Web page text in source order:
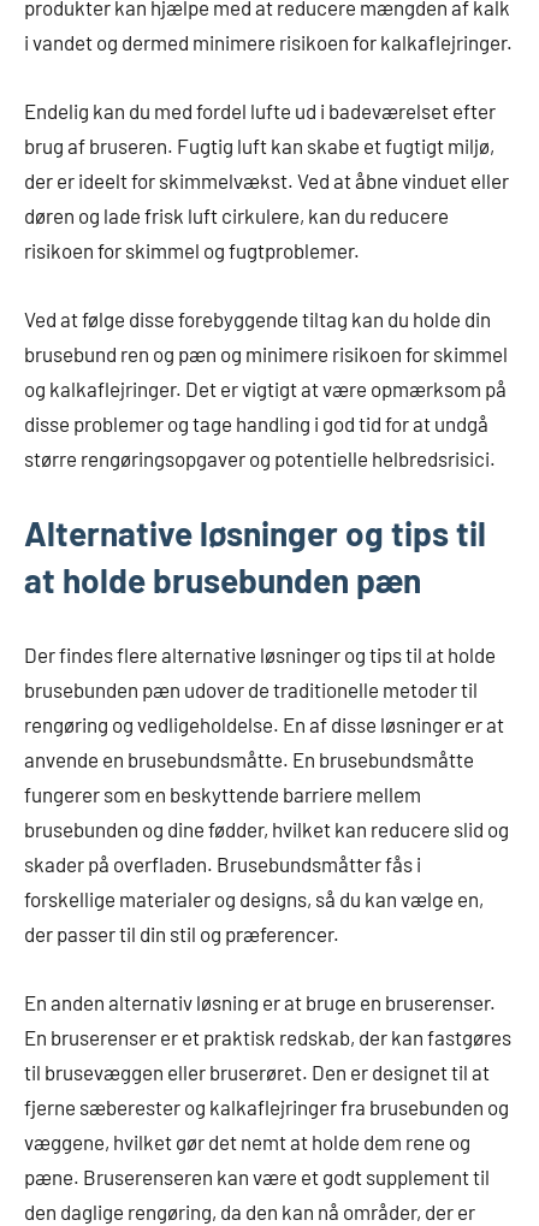
produkter kan hjælpe med at reducere mængden af kalk
i vandet og dermed minimere risikoen for kalkaflejringer.
Endelig kan du med fordel lufte ud i badeværelset efter
brug af bruseren. Fugtig luft kan skabe et fugtigt miljø,
der er ideelt for skimmelvækst. Ved at åbne vinduet eller
døren og lade frisk luft cirkulere, kan du reducere
risikoen for skimmel og fugtproblemer.
Ved at følge disse forebyggende tiltag kan du holde din
brusebund ren og pæn og minimere risikoen for skimmel
og kalkaflejringer. Det er vigtigt at være opmærksom på
disse problemer og tage handling i god tid for at undgå
større rengøringsopgaver og potentielle helbredsrisici.
Alternative løsninger og tips til
at holde brusebunden pæn
Der findes flere alternative løsninger og tips til at holde
brusebunden pæn udover de traditionelle metoder til
rengøring og vedligeholdelse. En af disse løsninger er at
anvende en brusebundsmåtte. En brusebundsmåtte
fungerer som en beskyttende barriere mellem
brusebunden og dine fødder, hvilket kan reducere slid og
skader på overfladen. Brusebundsmåtter fås i
forskellige materialer og designs, så du kan vælge en,
der passer til din stil og præferencer.
En anden alternativ løsning er at bruge en bruserenser.
En bruserenser er et praktisk redskab, der kan fastgøres
til brusevæggen eller bruserøret. Den er designet til at
fjerne sæberester og kalkaflejringer fra brusebunden og
væggene, hvilket gør det nemt at holde dem rene og
pæne. Bruserenseren kan være et godt supplement til
den daglige rengøring, da den kan nå områder, der er